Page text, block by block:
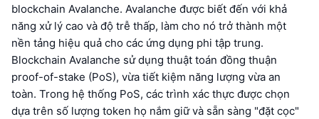
blockchain Avalanche. Avalanche được biết đến với khả
năng xử lý cao và độ trễ thấp, làm cho nó trở thành một
nền tảng hiệu quả cho các ứng dụng phi tập trung.
Blockchain Avalanche sử dụng thuật toán đồng thuận
proof-of-stake (PoS), vừa tiết kiệm năng lượng vừa an
toàn. Trong hệ thống PoS, các trình xác thực được chọn
dựa trên số lượng token họ nắm giữ và sẵn sàng "đặt cọc"